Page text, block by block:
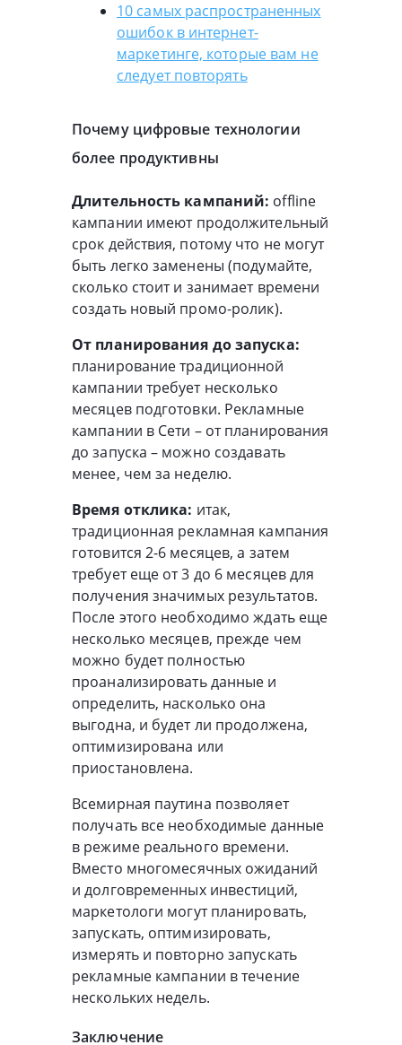
10 самых распространенных
ошибок в интернет-
маркетинге, которые вам не
следует повторять
Почему цифровые технологии
более продуктивны
Длительность кампаний: offline
кампании имеют продолжительный
срок действия, потому что не могут
быть легко заменены (подумайте,
сколько стоит и занимает времени
создать новый промо-ролик).
От планирования до запуска:
планирование традиционной
кампании требует несколько
месяцев подготовки. Рекламные
кампании в Сети – от планирования
до запуска – можно создавать
менее, чем за неделю.
Время отклика: итак,
традиционная рекламная кампания
готовится 2-6 месяцев, а затем
требует еще от 3 до 6 месяцев для
получения значимых результатов.
После этого необходимо ждать еще
несколько месяцев, прежде чем
можно будет полностью
проанализировать данные и
определить, насколько она
выгодна, и будет ли продолжена,
оптимизирована или
приостановлена.
Всемирная паутина позволяет
получать все необходимые данные
в режиме реального времени.
Вместо многомесячных ожиданий
и долговременных инвестиций,
маркетологи могут планировать,
запускать, оптимизировать,
измерять и повторно запускать
рекламные кампании в течение
нескольких недель.
Заключение